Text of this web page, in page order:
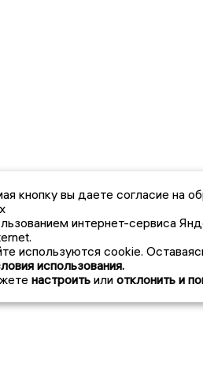
кнопку вы даете согласие на
интернет-сервиса
используются cookie.
использования.
настроить или отклонить и